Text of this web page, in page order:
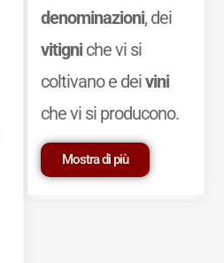
denominazioni, dei
vitigniche vi si
coltivano e deivini
che vi si producono.
Mostra di più